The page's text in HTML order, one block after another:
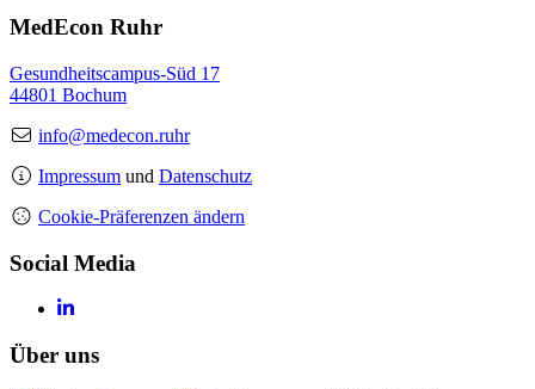
MedEcon Ruhr
Gesundheitscampus-Süd 17
44801 Bochum
info@medecon.ruhr
Impressum und Datenschutz
Cookie-Präferenzen ändern
Social Media
Über uns